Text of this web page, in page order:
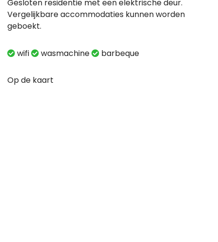
Gesloten residentie met een elektrische deur.
Vergelijkbare accommodaties kunnen worden
geboekt.
wifi wasmachine barbeque
Op de kaart